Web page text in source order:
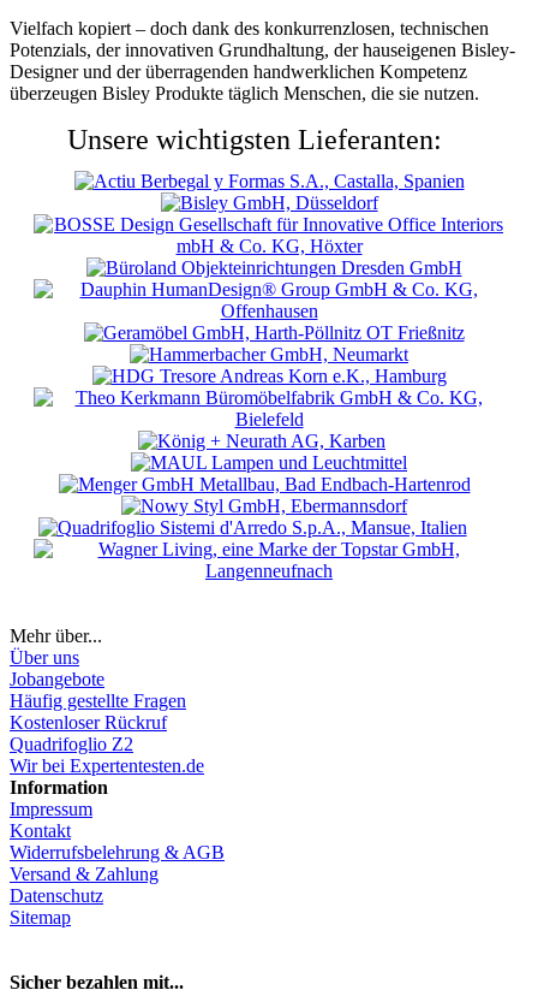
Vielfach kopiert – doch dank des konkurrenzlosen, technischen
Potenzials, der innovativen Grundhaltung, der hauseigenen Bisley-
Designer und der überragenden handwerklichen Kompetenz
überzeugen Bisley Produkte täglich Menschen, die sie nutzen.
Unsere wichtigsten Lieferanten:
Mehr über...
Über uns
Jobangebote
Häufig gestellte Fragen
Kostenloser Rückruf
Quadrifoglio Z2
Wir bei Expertentesten.de
Information
Impressum
Kontakt
Widerrufsbelehrung & AGB
Versand & Zahlung
Datenschutz
Sitemap
Sicher bezahlen mit...